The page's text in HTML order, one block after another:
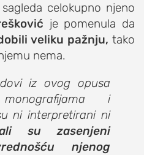
celokupno njeno
je pomenula da
veliku pažnju, tako
nema.
iz ovog opusa
i
ni interpretirani ni
su zasenjeni
njenog